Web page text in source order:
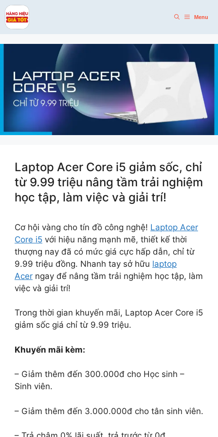
Skip
to
content
Menu
Laptop Acer Core i5 giảm sốc, chỉ
từ 9.99 triệu nâng tầm trải nghiệm
học tập, làm việc và giải trí!
Cơ hội vàng cho tín đồ công nghệ! Laptop Acer
Core i5 với hiệu năng mạnh mẽ, thiết kế thời
thượng nay đã có mức giá cực hấp dẫn, chỉ từ
9.99 triệu đồng. Nhanh tay sở hữu laptop
Acer ngay để nâng tầm trải nghiệm học tập, làm
việc và giải trí!
Trong thời gian khuyến mãi, Laptop Acer Core i5
giảm sốc giá chỉ từ 9.99 triệu.
Khuyến mãi kèm:
– Giảm thêm đến 300.000đ cho Học sinh –
Sinh viên.
– Giảm thêm đến 3.000.000đ cho tân sinh viên.